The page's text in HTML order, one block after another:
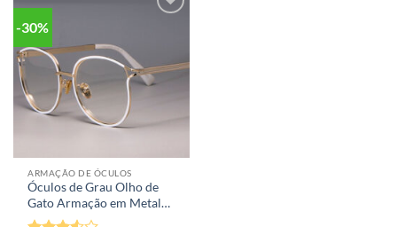
-30%
ARMAÇÃO DE ÓCULOS
Óculos de Grau Olho de
Gato Armação em Metal
Modelo Luxo